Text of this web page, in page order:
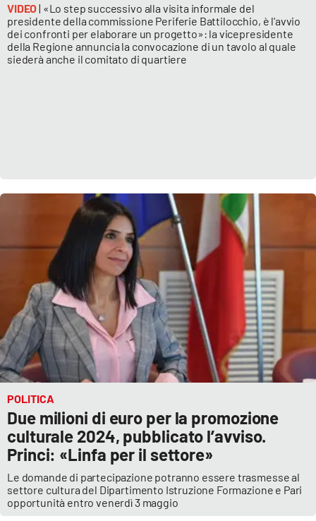
VIDEO| «Lo step successivo alla visita informale del
presidente della commissione Periferie Battilocchio, è l'avvio
dei confronti per elaborare un progetto»: la vicepresidente
della Regione annuncia la convocazione di un tavolo al quale
siederà anche il comitato di quartiere
POLITICA
Due milioni di euro per la promozione
culturale 2024, pubblicato l’avviso.
Princi: «Linfa per il settore»
Le domande di partecipazione potranno essere trasmesse al
settore cultura del Dipartimento Istruzione Formazione e Pari
opportunità entro venerdì 3 maggio